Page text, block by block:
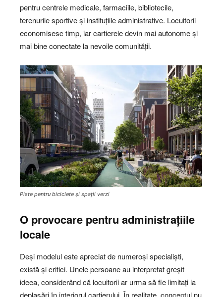
pentru centrele medicale, farmaciile, bibliotecile,
terenurile sportive și instituțiile administrative. Locuitorii
economisesc timp, iar cartierele devin mai autonome și
mai bine conectate la nevoile comunității.
Piste pentru biciclete și spații verzi
O provocare pentru administrațiile
locale
Deși modelul este apreciat de numeroși specialiști,
există și critici. Unele persoane au interpretat greșit
ideea, considerând că locuitorii ar urma să fie limitați la
deplasări în interiorul cartierului. În realitate, conceptul nu